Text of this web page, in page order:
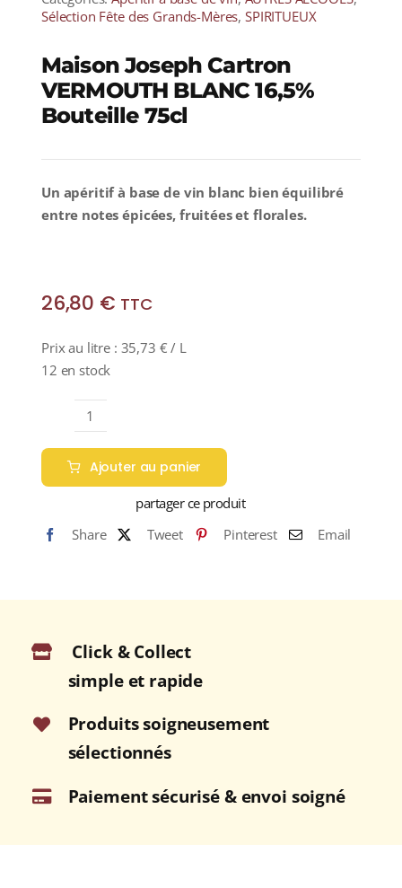
Sélection Fête des Grands-Mères,SPIRITUEUX
Maison Joseph Cartron
VERMOUTH BLANC 16,5%
Bouteille 75cl
Un apéritif à base de vin blanc bien équilibré
entre notes épicées, fruitées et florales.
26,80 € TTC
Prix au litre : 35,73 € / L
12 en stock
quantité
de
Maison
Joseph
VERMOUTH
Bouteille
Ajouter au panier
partager ce produit
Share
Tweet Pinterest Email
Click & Collect
simple et rapide
Produits soigneusement
sélectionnés
Paiement sécurisé & envoi soigné